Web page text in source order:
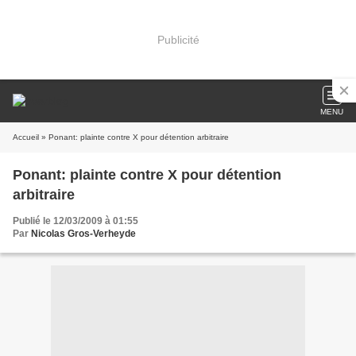
Publicité
MENU
Accueil » Ponant: plainte contre X pour détention arbitraire
Ponant: plainte contre X pour détention
arbitraire
Publié le 12/03/2009 à 01:55
Par Nicolas Gros-Verheyde